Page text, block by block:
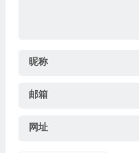
昵称
邮箱
网址